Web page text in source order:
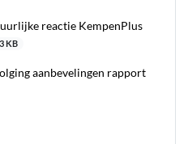
reactie KempenPlus
KB
aanbevelingen rapport